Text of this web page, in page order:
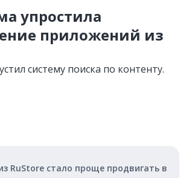
упростила
приложений из
систему поиска по контенту.
RuStore стало проще продвигать в